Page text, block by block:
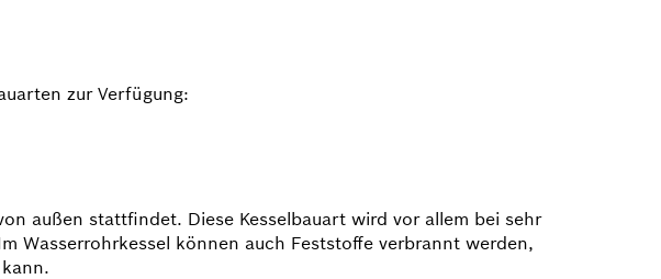
zur Verfügung:
außen stattfindet. Diese Kesselbauart wird vor allem bei sehr
Wasserrohrkessel können auch Feststoffe verbrannt werden,